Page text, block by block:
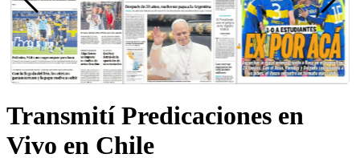
Transmití Predicaciones en
Vivo en Chile